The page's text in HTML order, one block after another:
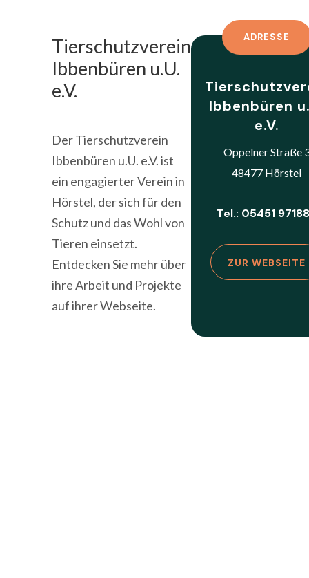
Tierschutzverein
Ibbenbüren u.U.
e.V.
Der Tierschutzverein
Ibbenbüren u.U. e.V. ist
ein engagierter Verein in
Hörstel, der sich für den
Schutz und das Wohl von
Tieren einsetzt.
Entdecken Sie mehr über
ihre Arbeit und Projekte
auf ihrer Webseite.
ADRESSE
Ibbenbüren
e.V.
Oppelner Straße
48477 Hörstel
Tel.: 05451
ZUR WEBSEITE